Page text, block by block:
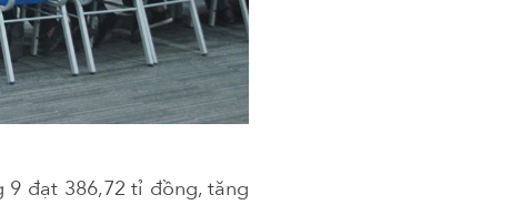
đạt 386,72 tỉ đồng, tăng